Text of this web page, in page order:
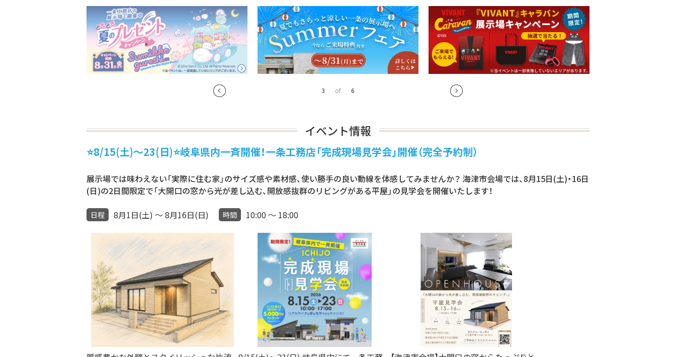
4 of 6
イベント情報
⭐8/15(土)〜23(日)⭐岐阜県内一斉開催！一条工務店「完成現場見学会」開催（完全予約制）
展示場では味わえない「実際に住む家」のサイズ感や素材感、使い勝手の良い動線を体感してみませんか？ 海津市会場では、8月15日(土)・16日
(日)の2日間限定で「大開口の窓から光が差し込む、開放感抜群のリビングがある平屋」の見学会を開催いたします！
日程 8月1日(土) ～ 8月16日(日) 時間 10:00 ～ 18:00